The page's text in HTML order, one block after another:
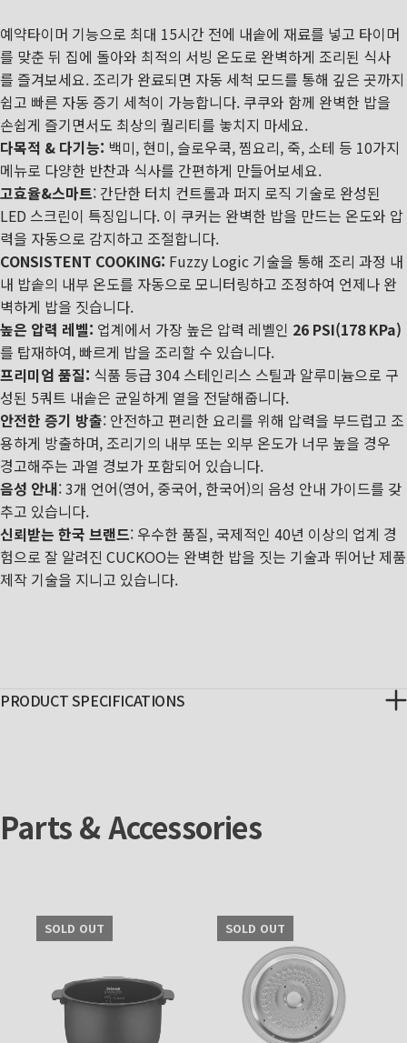
예약타이머 기능으로 최대 15시간 전에 내솥에 재료를 넣고 타이머
를 맞춘 뒤 집에 돌아와 최적의 서빙 온도로 완벽하게 조리된 식사
를 즐겨보세요. 조리가 완료되면 자동 세척 모드를 통해 깊은 곳까지
쉽고 빠른 자동 증기 세척이 가능합니다. 쿠쿠와 함께 완벽한 밥을
손쉽게 즐기면서도 최상의 퀄리티를 놓치지 마세요.
다목적 & 다기능: 백미, 현미, 슬로우쿡, 찜요리, 죽, 소테 등 10가지
메뉴로 다양한 반찬과 식사를 간편하게 만들어보세요.
고효율&스마트: 간단한 터치 컨트롤과 퍼지 로직 기술로 완성된
LED 스크린이 특징입니다. 이 쿠커는 완벽한 밥을 만드는 온도와 압
력을 자동으로 감지하고 조절합니다.
CONSISTENT COOKING: Fuzzy Logic 기술을 통해 조리 과정 내
내 밥솥의 내부 온도를 자동으로 모니터링하고 조정하여 언제나 완
벽하게 밥을 짓습니다.
높은 압력 레벨: 업계에서 가장 높은 압력 레벨인 26 PSI(178 KPa)
를 탑재하여, 빠르게 밥을 조리할 수 있습니다.
프리미엄 품질: 식품 등급 304 스테인리스 스틸과 알루미늄으로 구
성된 5쿼트 내솥은 균일하게 열을 전달해줍니다.
안전한 증기 방출: 안전하고 편리한 요리를 위해 압력을 부드럽고 조
용하게 방출하며, 조리기의 내부 또는 외부 온도가 너무 높을 경우
경고해주는 과열 경보가 포함되어 있습니다.
음성 안내: 3개 언어(영어, 중국어, 한국어)의 음성 안내 가이드를 갖
추고 있습니다.
신뢰받는 한국 브랜드: 우수한 품질, 국제적인 40년 이상의 업계 경
험으로 잘 알려진 CUCKOO는 완벽한 밥을 짓는 기술과 뛰어난 제품
제작 기술을 지니고 있습니다.
PRODUCT SPECIFICATIONS
Parts & Accessories
SOLD OUT SOLD OUT